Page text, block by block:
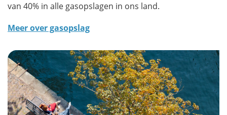
van 40% in alle gasopslagen in ons land.
Meer over gasopslag